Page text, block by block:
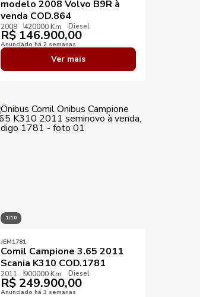
modelo 2008 Volvo B9R à
venda COD.864
2008 420000 Km Diesel
R$ 146.900,00
Anunciado há 2 semanas
Ver mais
1/10
JEM1781
Comil Campione 3.65 2011
Scania K310 COD.1781
2011 900000 Km Diesel
R$ 249.900,00
Anunciado há 3 semanas